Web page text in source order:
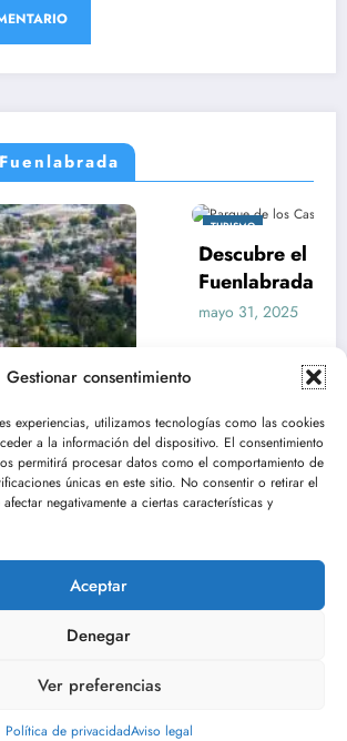
Gestionar consentimiento
experiencias, utilizamos tecnologías como las cookies
a la información del dispositivo. El consentimiento
permitirá procesar datos como el comportamiento de
únicas en este sitio. No consentir o retirar el
negativamente a ciertas características y
Aceptar
Denegar
Ver preferencias
Política de privacidadAviso legal
Parque de los Castillos en
guía y actividades
Pablo Arranz
legal Política de privacidad
y blogWordPressTema 2026 | Funciona conSpiceThemes